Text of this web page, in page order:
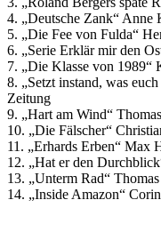
4. „Deutsche Zank“ Anne
5. „Die Fee von Fulda“
6. „Serie Erklär mir den
7. „Die Klasse von 1989“
8. „Setzt instand, was
Zeitung
9. „Hart am Wind“
10. „Die Fälscher“
11. „Erhards Erben“ Max
12. „Hat er den
13. „Unterm Rad“
14. „Inside Amazon“